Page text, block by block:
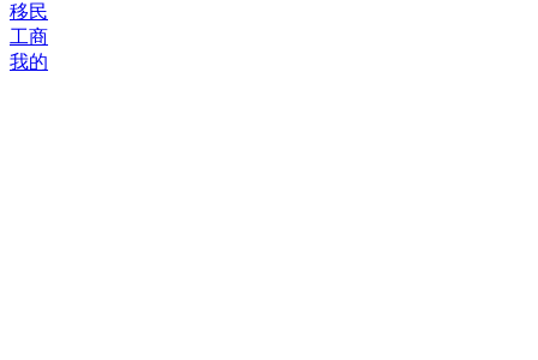
移民
工商
我的